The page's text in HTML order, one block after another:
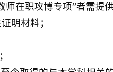
师在职攻博专项”者需提
明材料；